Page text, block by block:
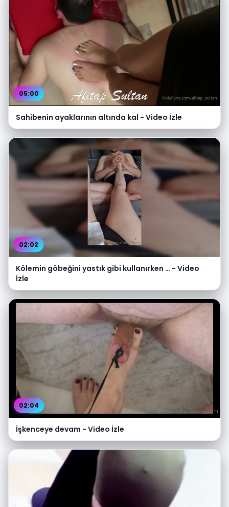
05:00
Sahibenin ayaklarının altında kal - Video İzle
02:02
Kölemin göbeğini yastık gibi kullanırken … - Video
İzle
02:04
İşkenceye devam - Video İzle